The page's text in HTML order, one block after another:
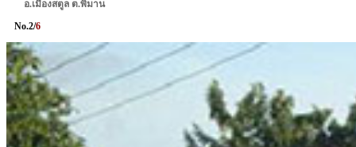
อ.เมืองสตูล ต.พิมาน
No.2/6